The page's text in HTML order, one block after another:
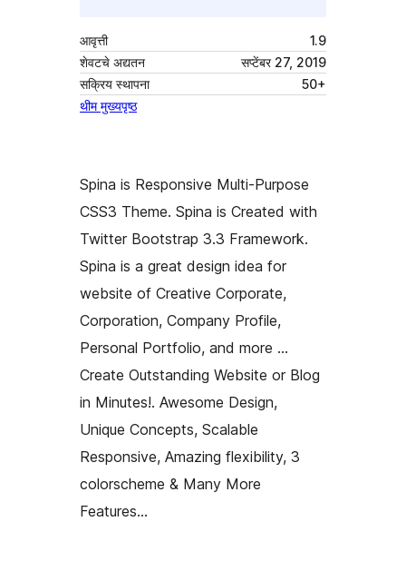
आवृत्ती
1.9
शेवटचे अद्यतन
सप्टेंबर 27, 2019
सक्रिय स्थापना
50+
थीम मुख्यपृष्ठ
Spina is Responsive Multi-Purpose
CSS3 Theme. Spina is Created with
Twitter Bootstrap 3.3 Framework.
Spina is a great design idea for
website of Creative Corporate,
Corporation, Company Profile,
Personal Portfolio, and more …
Create Outstanding Website or Blog
in Minutes!. Awesome Design,
Unique Concepts, Scalable
Responsive, Amazing flexibility, 3
colorscheme & Many More
Features…